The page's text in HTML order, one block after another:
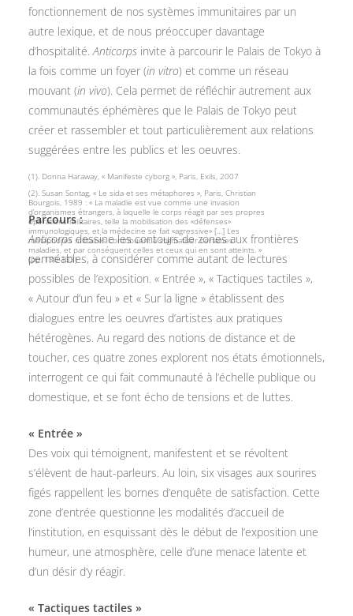
fonctionnement de nos systèmes immunitaires par un
autre lexique, et de nous préoccuper davantage
d’hospitalité. Anticorps invite à parcourir le Palais de Tokyo à
la fois comme un foyer (in vitro) et comme un réseau
mouvant (in vivo). Cela permet de réfléchir autrement aux
communautés éphémères que le Palais de Tokyo peut
créer et rassembler et tout particulièrement aux relations
suggérées entre les publics et les oeuvres.
(1). Donna Haraway, « Manifeste cyborg », Paris, Exils, 2007
(2). Susan Sontag, « Le sida et ses métaphores », Paris, Christian
Bourgois, 1989 : « La maladie est vue comme une invasion
d’organismes étrangers, à laquelle le corps réagit par ses propres
opérations militaires, telle la mobilisation des «défenses»
immunologiques, et la médecine se fait «agressive» […] Les
métaphores militaires contribuent à stigmatiser certaines
maladies, et par conséquent celles et ceux qui en sont atteints. »
(pp. 130-133)
Parcours :
Anticorpsdessine les contours de zones aux frontières
perméables, à considérer comme autant de lectures
possibles de l’exposition. « Entrée », « Tactiques tactiles »,
« Autour d’un feu » et « Sur la ligne » établissent des
dialogues entre les oeuvres d’artistes aux pratiques
hétérogènes. Au regard des notions de distance et de
toucher, ces quatre zones explorent nos états émotionnels,
interrogent ce qui fait communauté à l’échelle publique ou
domestique, et se font écho de tensions et de luttes.
« Entrée »
Des voix qui témoignent, manifestent et se révoltent
s’élèvent de haut-parleurs. Au loin, six visages aux sourires
figés rappellent les bornes d’enquête de satisfaction. Cette
zone d’entrée questionne les modalités d’accueil de
l’institution, en esquissant dès le début de l’exposition une
humeur, une atmosphère, celle d’une menace latente et
d’un désir d’y réagir.
« Tactiques tactiles »